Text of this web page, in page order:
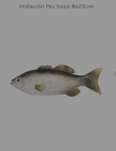
Imitación Pez bass 8x23cm